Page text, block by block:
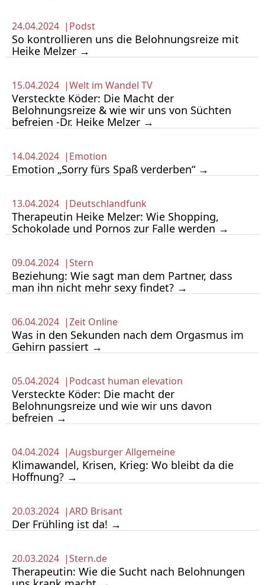
24.04.2024 | Podst
So kontrollieren uns die Belohnungsreize mit
Heike Melzer →
15.04.2024 |Welt im Wandel TV
Versteckte Köder: Die Macht der
Belohnungsreize & wie wir uns von Süchten
befreien -Dr. Heike Melzer →
14.04.2024 | Emotion
Emotion „Sorry fürs Spaß verderben“ →
13.04.2024 | Deutschlandfunk
Therapeutin Heike Melzer: Wie Shopping,
Schokolade und Pornos zur Falle werden →
09.04.2024 |Stern
Beziehung: Wie sagt man dem Partner, dass
man ihn nicht mehr sexy findet? →
06.04.2024 |Zeit Online
Was in den Sekunden nach dem Orgasmus im
Gehirn passiert →
05.04.2024 | Podcast human elevation
Versteckte Köder: Die macht der
Belohnungsreize und wie wir uns davon
befreien →
04.04.2024 |Augsburger Allgemeine
Klimawandel, Krisen, Krieg: Wo bleibt da die
Hoffnung? →
20.03.2024 |ARD Brisant
Der Frühling ist da! →
20.03.2024 |Stern.de
Therapeutin: Wie die Sucht nach Belohnungen